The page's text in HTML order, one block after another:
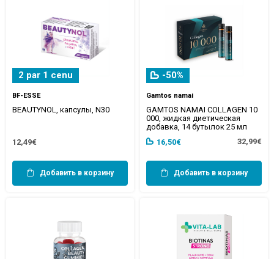
2 par 1 cenu
BF-ESSE
BEAUTYNOL, капсулы, N30
12,49€
Добавить в корзину
-50%
Gamtos namai
GAMTOS NAMAI COLLAGEN 10
000, жидкая диетическая
добавка, 14 бутылок 25 мл
16,50€
32,99€
Добавить в корзину